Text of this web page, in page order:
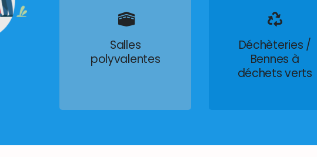
Salles
polyvalentes
Déchèteries /
Bennes à
déchets verts